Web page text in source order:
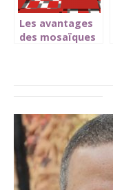
Les avantages
des mosaïques